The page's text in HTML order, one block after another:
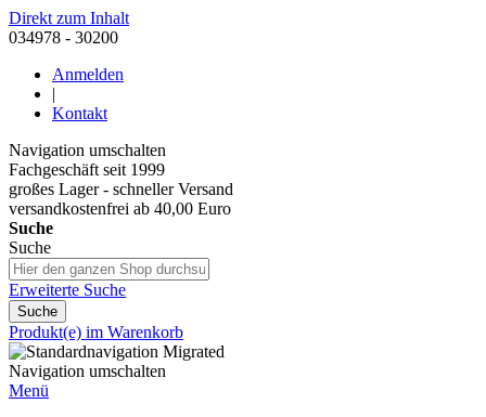
Direkt zum Inhalt
034978 - 30200
Anmelden
|
Kontakt
Navigation umschalten
Fachgeschäft seit 1999
großes Lager - schneller Versand
versandkostenfrei ab 40,00 Euro
Suche
Suche
Erweiterte Suche
Suche
Produkt(e) im Warenkorb
Navigation umschalten
Menü